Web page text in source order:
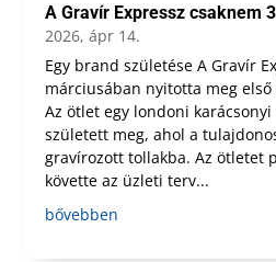
A Gravír Expressz csaknem
2026, ápr 14.
Egy brand születése A Gravír
márciusában nyitotta meg
Az ötlet egy londoni
született meg, ahol a
gravírozott tollakba. Az ötletet
követte az üzleti terv...
bővebben